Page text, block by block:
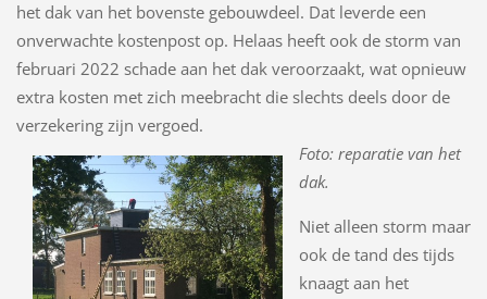
het dak van het bovenste gebouwdeel. Dat leverde een
onverwachte kostenpost op. Helaas heeft ook de storm van
februari 2022 schade aan het dak veroorzaakt, wat opnieuw
extra kosten met zich meebracht die slechts deels door de
verzekering zijn vergoed.
Foto: reparatie van het
dak.
Niet alleen storm maar
ook de tand des tijds
knaagt aan het